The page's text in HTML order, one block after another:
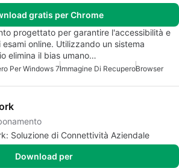
gratis per Chrome
progettato per garantire l'accessibilità e
online. Utilizzando un sistema
elimina il bias umano…
Per Windows 7Immagine Di RecuperoBrowser
Soluzione di Connettività Aziendale
Download per